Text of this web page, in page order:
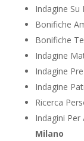
Indagine Su
Bonifiche
Bonifiche
Indagine
Indagine
Indagine
Ricerca
Indagini
Milano